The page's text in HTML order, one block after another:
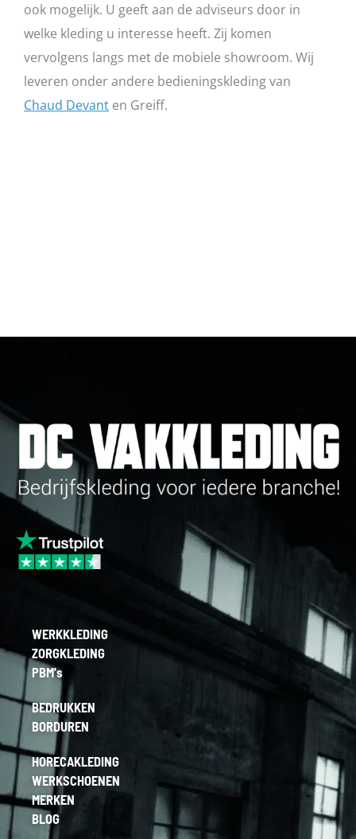
ook mogelijk. U geeft aan de adviseurs door in
welke kleding u interesse heeft. Zij komen
vervolgens langs met de mobiele showroom. Wij
leveren onder andere bedieningskleding van
Chaud Devant en Greiff.
WERKKLEDING
ZORGKLEDING
PBM's
BEDRUKKEN
BORDUREN
HORECAKLEDING
WERKSCHOENEN
MERKEN
BLOG